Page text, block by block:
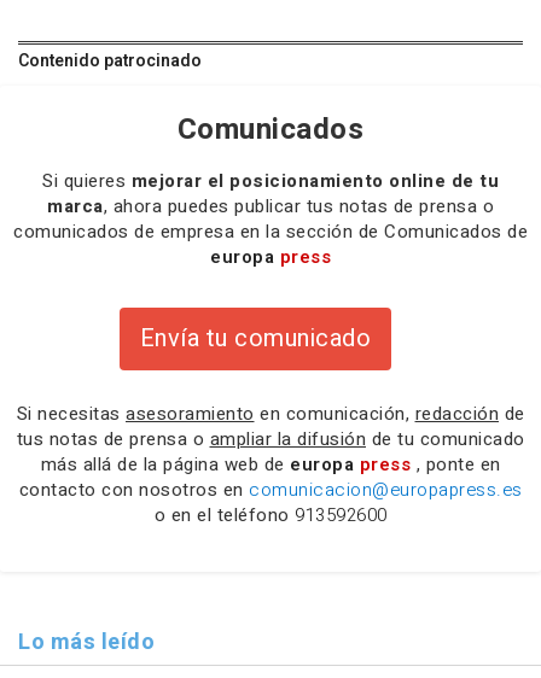
Contenido patrocinado
Comunicados
Si quieres mejorar el posicionamiento online de tu
marca, ahora puedes publicar tus notas de prensa o
comunicados de empresa en la sección de Comunicados de
europa press
Envía tu comunicado
Si necesitas asesoramiento en comunicación, redacción de
tus notas de prensa o ampliar la difusión de tu comunicado
más allá de la página web de europa press , ponte en
contacto con nosotros en comunicacion@europapress.es
o en el teléfono 913592600
Lo más leído